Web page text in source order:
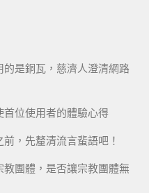
是銅瓦，慈濟人澄清網路
首位使用者的體驗心得
，先釐清流言蜚語吧！
教團體，是否讓宗教團體無